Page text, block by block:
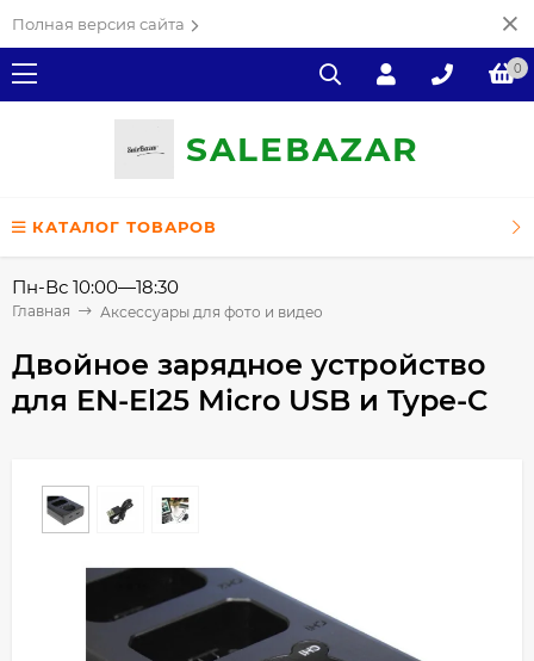
Полная версия сайта
0
SALEВAZAR
КАТАЛОГ ТОВАРОВ
Пн-Вс 10:00—18:30
Главная Аксессуары для фото и видео
Двойное зарядное устройство
для EN-El25 Micro USB и Type-C